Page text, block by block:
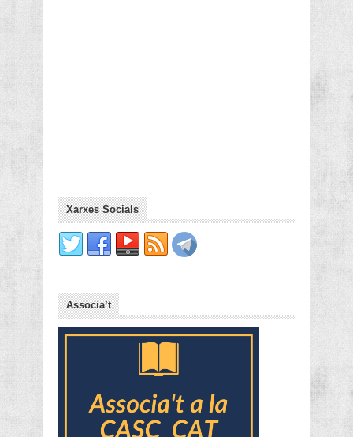
Xarxes Socials
Associa’t